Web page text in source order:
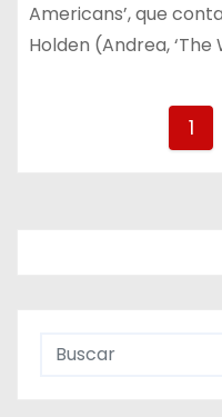
Americans’, que
Holden (Andrea, ‘The
1